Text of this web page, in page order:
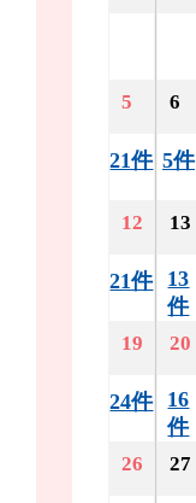
5
21件
6
5件
12
21件
13
13
件
19
24件
20
16
件
26 27